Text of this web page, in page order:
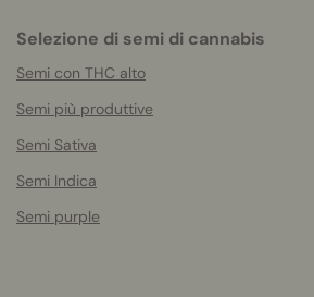
Selezione di semi di cannabis
Semi con THC alto
Semi più produttive
Semi Sativa
Semi Indica
Semi purple